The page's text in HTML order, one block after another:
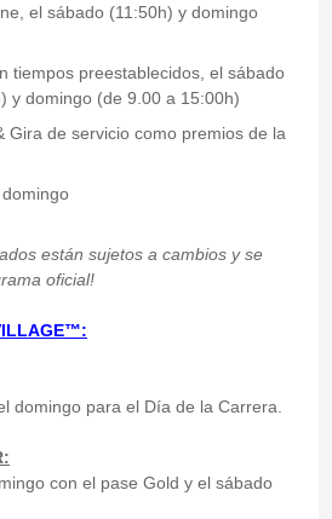
el sábado (11:50h) y domingo
tiempos preestablecidos, el sábado
y domingo (de 9.00 a 15:00h)
Gira de servicio como premios de la
están sujetos a cambios y se
oficial!
domingo para el Día de la Carrera.
con el pase Gold y el sábado